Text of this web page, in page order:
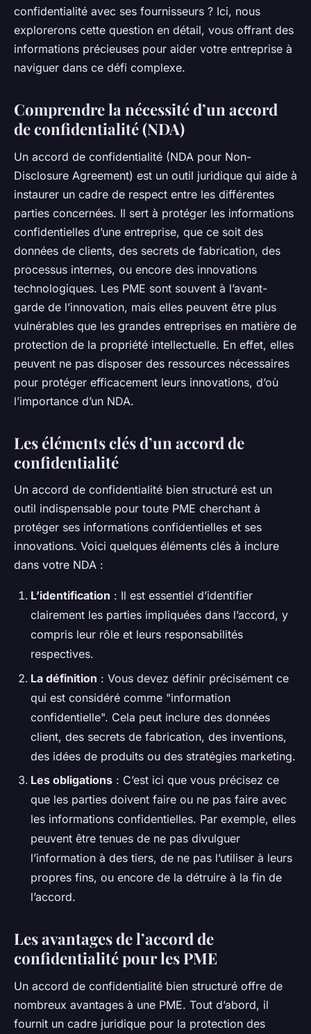
confidentialité avec ses fournisseurs ? Ici, nous
explorerons cette question en détail, vous offrant des
informations précieuses pour aider votre entreprise à
naviguer dans ce défi complexe.
Comprendre la nécessité d’un accord
de confidentialité (NDA)
Un accord de confidentialité (NDA pour Non-
Disclosure Agreement) est un outil juridique qui aide à
instaurer un cadre de respect entre les différentes
parties concernées. Il sert à protéger les informations
confidentielles d’une entreprise, que ce soit des
données de clients, des secrets de fabrication, des
processus internes, ou encore des innovations
technologiques. Les PME sont souvent à l’avant-
garde de l’innovation, mais elles peuvent être plus
vulnérables que les grandes entreprises en matière de
protection de la propriété intellectuelle. En effet, elles
peuvent ne pas disposer des ressources nécessaires
pour protéger efficacement leurs innovations, d’où
l’importance d’un NDA.
Les éléments clés d’un accord de
confidentialité
Un accord de confidentialité bien structuré est un
outil indispensable pour toute PME cherchant à
protéger ses informations confidentielles et ses
innovations. Voici quelques éléments clés à inclure
dans votre NDA :
L’identification : Il est essentiel d’identifier
clairement les parties impliquées dans l’accord, y
compris leur rôle et leurs responsabilités
respectives.
La définition : Vous devez définir précisément ce
qui est considéré comme "information
confidentielle". Cela peut inclure des données
client, des secrets de fabrication, des inventions,
des idées de produits ou des stratégies marketing.
Les obligations : C’est ici que vous précisez ce
que les parties doivent faire ou ne pas faire avec
les informations confidentielles. Par exemple, elles
peuvent être tenues de ne pas divulguer
l’information à des tiers, de ne pas l’utiliser à leurs
propres fins, ou encore de la détruire à la fin de
l’accord.
Les avantages de l’accord de
confidentialité pour les PME
Un accord de confidentialité bien structuré offre de
nombreux avantages à une PME. Tout d’abord, il
fournit un cadre juridique pour la protection des